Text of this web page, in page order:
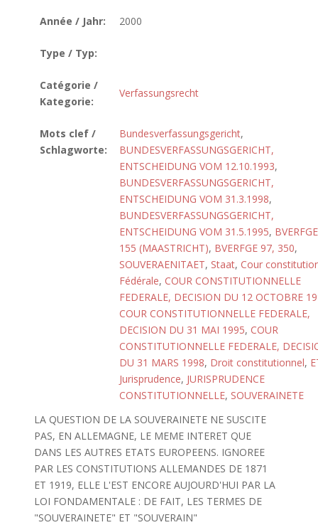
Année / Jahr: 2000
Type / Typ:
Catégorie /
Kategorie:
Verfassungsrecht
Mots clef /
Schlagworte:
Bundesverfassungsgericht,
BUNDESVERFASSUNGSGERICHT,
ENTSCHEIDUNG VOM 12.10.1993,
BUNDESVERFASSUNGSGERICHT,
ENTSCHEIDUNG VOM 31.3.1998,
BUNDESVERFASSUNGSGERICHT,
ENTSCHEIDUNG VOM 31.5.1995,
155 (MAASTRICHT), BVERFGE 97, 350,
SOUVERAENITAET, Staat, Cour
Fédérale, COUR CONSTITUTIONNELLE
FEDERALE, DECISION DU 12 OCTOBRE
COUR CONSTITUTIONNELLE FEDERALE,
DECISION DU 31 MAI 1995, COUR
CONSTITUTIONNELLE FEDERALE,
DU 31 MARS 1998, Droit constitutionnel,
Jurisprudence, JURISPRUDENCE
CONSTITUTIONNELLE, SOUVERAINETE
LA QUESTION DE LA SOUVERAINETE NE SUSCITE
PAS, EN ALLEMAGNE, LE MEME INTERET QUE
DANS LES AUTRES ETATS EUROPEENS. IGNOREE
PAR LES CONSTITUTIONS ALLEMANDES DE 1871
ET 1919, ELLE L'EST ENCORE AUJOURD'HUI PAR LA
LOI FONDAMENTALE : DE FAIT, LES TERMES DE
"SOUVERAINETE" ET "SOUVERAIN"